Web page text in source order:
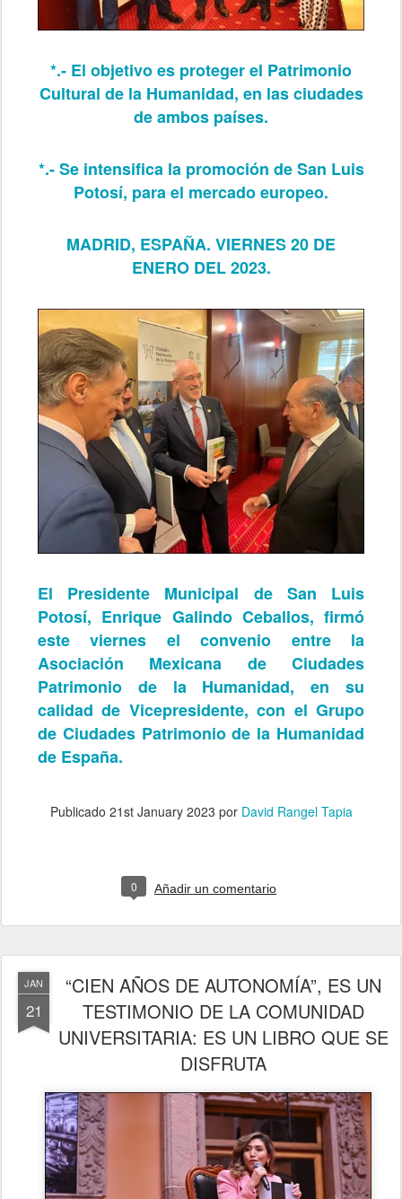
*.- El objetivo es proteger el Patrimonio
Cultural de la Humanidad, en las ciudades
de ambos países.
*.- Se intensifica la promoción de San Luis
Potosí, para el mercado europeo.
MADRID, ESPAÑA. VIERNES 20 DE
ENERO DEL 2023.
El Presidente Municipal de San Luis
Potosí, Enrique Galindo Ceballos, firmó
este viernes el convenio entre la
Asociación Mexicana de Ciudades
Patrimonio de la Humanidad, en su
calidad de Vicepresidente, con el Grupo
de Ciudades Patrimonio de la Humanidad
de España.
Publicado 21st January 2023 por David Rangel Tapia
0 Añadir un comentario
JAN
21
“CIEN AÑOS DE AUTONOMÍA”, ES UN
TESTIMONIO DE LA COMUNIDAD
UNIVERSITARIA: ES UN LIBRO QUE SE
DISFRUTA